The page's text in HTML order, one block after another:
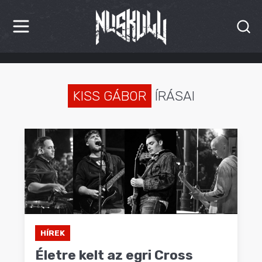
HÍREK
INTERJÚK
PREMIEREK
KULT
MÁSVILÁG
BLOG
KISS GÁBOR ÍRÁSAI
HÍREK
Életre kelt az egri Cross